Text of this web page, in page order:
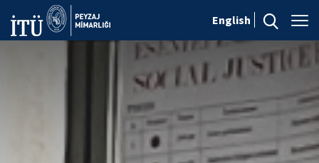
English